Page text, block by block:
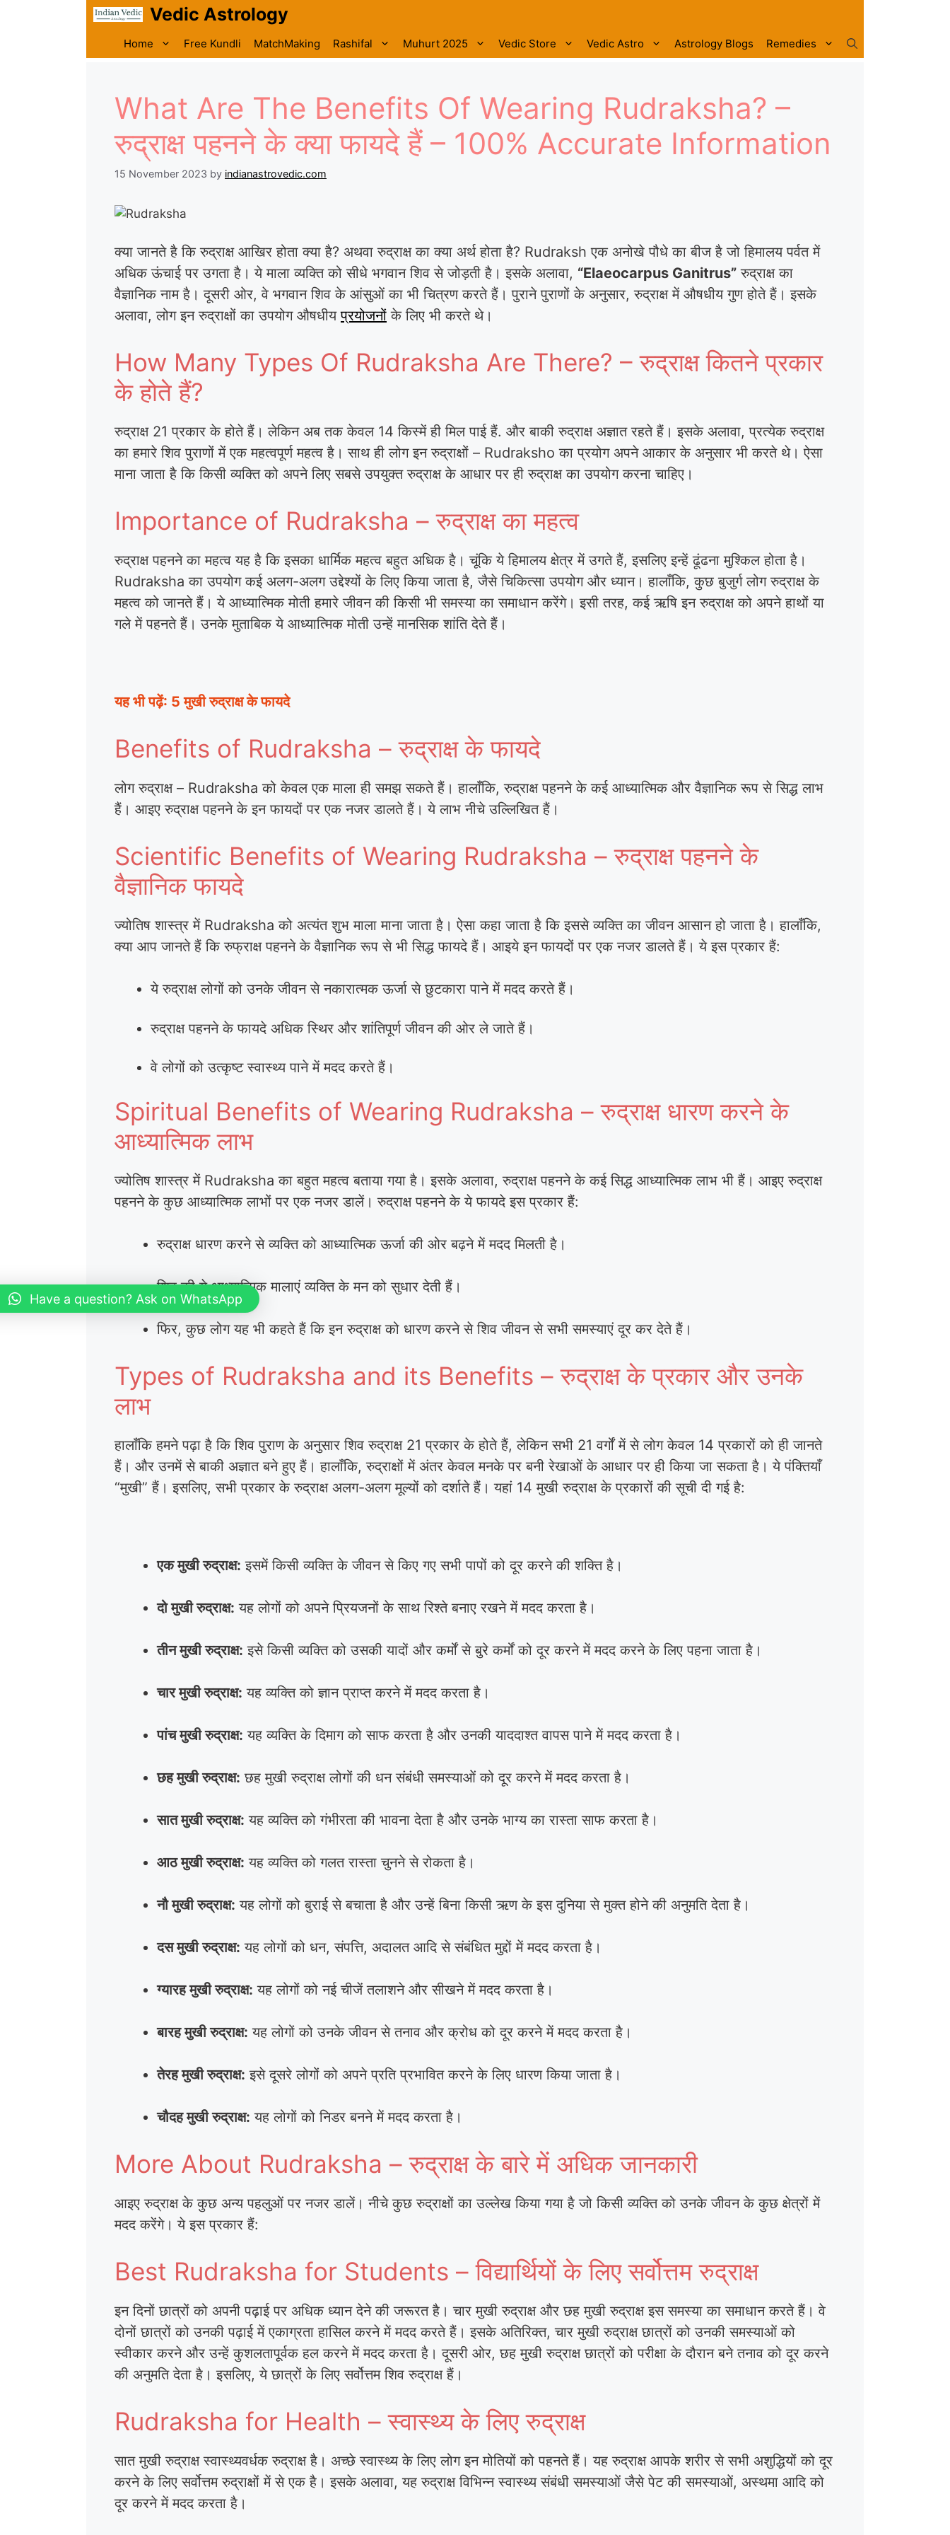
Vedic Astrology
Home Free Kundli MatchMaking Rashifal Muhurt 2025 Vedic Store Vedic Astro Astrology Blogs Remedies
What Are The Benefits Of Wearing Rudraksha? –
रुद्राक्ष पहनने के क्या फायदे हैं – 100% Accurate Information
15 November 2023 by indianastrovedic.com
क्या जानते है कि रुद्राक्ष आखिर होता क्या है? अथवा रुद्राक्ष का क्या अर्थ होता है? Rudraksh एक अनोखे पौधे का बीज है जो हिमालय पर्वत में
अधिक ऊंचाई पर उगता है। ये माला व्यक्ति को सीधे भगवान शिव से जोड़ती है। इसके अलावा, “Elaeocarpus Ganitrus” रुद्राक्ष का
वैज्ञानिक नाम है। दूसरी ओर, वे भगवान शिव के आंसुओं का भी चित्रण करते हैं। पुराने पुराणों के अनुसार, रुद्राक्ष में औषधीय गुण होते हैं। इसके
अलावा, लोग इन रुद्राक्षों का उपयोग औषधीयप्रयोजनों के लिए भी करते थे।
How Many Types Of Rudraksha Are There? – रुद्राक्ष कितने प्रकार
के होते हैं?
रुद्राक्ष 21 प्रकार के होते हैं। लेकिन अब तक केवल 14 किस्में ही मिल पाई हैं. और बाकी रुद्राक्ष अज्ञात रहते हैं। इसके अलावा, प्रत्येक रुद्राक्ष
का हमारे शिव पुराणों में एक महत्वपूर्ण महत्व है। साथ ही लोग इन रुद्राक्षों – Rudraksho का प्रयोग अपने आकार के अनुसार भी करते थे। ऐसा
माना जाता है कि किसी व्यक्ति को अपने लिए सबसे उपयुक्त रुद्राक्ष के आधार पर ही रुद्राक्ष का उपयोग करना चाहिए।
Importance of Rudraksha – रुद्राक्ष का महत्व
रुद्राक्ष पहनने का महत्व यह है कि इसका धार्मिक महत्व बहुत अधिक है। चूंकि ये हिमालय क्षेत्र में उगते हैं, इसलिए इन्हें ढूंढना मुश्किल होता है।
Rudraksha का उपयोग कई अलग-अलग उद्देश्यों के लिए किया जाता है, जैसे चिकित्सा उपयोग और ध्यान। हालाँकि, कुछ बुजुर्ग लोग रुद्राक्ष के
महत्व को जानते हैं। ये आध्यात्मिक मोती हमारे जीवन की किसी भी समस्या का समाधान करेंगे। इसी तरह, कई ऋषि इन रुद्राक्ष को अपने हाथों या
गले में पहनते हैं। उनके मुताबिक ये आध्यात्मिक मोती उन्हें मानसिक शांति देते हैं।
यह भी पढ़ें: 5 मुखी रुद्राक्ष के फायदे
Benefits of Rudraksha – रुद्राक्ष के फायदे
लोग रुद्राक्ष – Rudraksha को केवल एक माला ही समझ सकते हैं। हालाँकि, रुद्राक्ष पहनने के कई आध्यात्मिक और वैज्ञानिक रूप से सिद्ध लाभ
हैं। आइए रुद्राक्ष पहनने के इन फायदों पर एक नजर डालते हैं। ये लाभ नीचे उल्लिखित हैं।
Scientific Benefits of Wearing Rudraksha – रुद्राक्ष पहनने के
वैज्ञानिक फायदे
ज्योतिष शास्त्र में Rudraksha को अत्यंत शुभ माला माना जाता है। ऐसा कहा जाता है कि इससे व्यक्ति का जीवन आसान हो जाता है। हालाँकि,
क्या आप जानते हैं कि रुफ्राक्ष पहनने के वैज्ञानिक रूप से भी सिद्ध फायदे हैं। आइये इन फायदों पर एक नजर डालते हैं। ये इस प्रकार हैं:
ये रुद्राक्ष लोगों को उनके जीवन से नकारात्मक ऊर्जा से छुटकारा पाने में मदद करते हैं।
रुद्राक्ष पहनने के फायदे अधिक स्थिर और शांतिपूर्ण जीवन की ओर ले जाते हैं।
वे लोगों को उत्कृष्ट स्वास्थ्य पाने में मदद करते हैं।
Spiritual Benefits of Wearing Rudraksha – रुद्राक्ष धारण करने के
आध्यात्मिक लाभ
ज्योतिष शास्त्र में Rudraksha का बहुत महत्व बताया गया है। इसके अलावा, रुद्राक्ष पहनने के कई सिद्ध आध्यात्मिक लाभ भी हैं। आइए रुद्राक्ष
पहनने के कुछ आध्यात्मिक लाभों पर एक नजर डालें। रुद्राक्ष पहनने के ये फायदे इस प्रकार हैं:
रुद्राक्ष धारण करने से व्यक्ति को आध्यात्मिक ऊर्जा की ओर बढ़ने में मदद मिलती है।
शिव की ये आध्यात्मिक मालाएं व्यक्ति के मन को सुधार देती हैं।
फिर, कुछ लोग यह भी कहते हैं कि इन रुद्राक्ष को धारण करने से शिव जीवन से सभी समस्याएं दूर कर देते हैं।
Types of Rudraksha and its Benefits – रुद्राक्ष के प्रकार और उनके
लाभ
हालाँकि हमने पढ़ा है कि शिव पुराण के अनुसार शिव रुद्राक्ष 21 प्रकार के होते हैं, लेकिन सभी 21 वर्गों में से लोग केवल 14 प्रकारों को ही जानते
हैं। और उनमें से बाकी अज्ञात बने हुए हैं। हालाँकि, रुद्राक्षों में अंतर केवल मनके पर बनी रेखाओं के आधार पर ही किया जा सकता है। ये पंक्तियाँ
“मुखी” हैं। इसलिए, सभी प्रकार के रुद्राक्ष अलग-अलग मूल्यों को दर्शाते हैं। यहां 14 मुखी रुद्राक्ष के प्रकारों की सूची दी गई है:
एक मुखी रुद्राक्ष: इसमें किसी व्यक्ति के जीवन से किए गए सभी पापों को दूर करने की शक्ति है।
दो मुखी रुद्राक्ष: यह लोगों को अपने प्रियजनों के साथ रिश्ते बनाए रखने में मदद करता है।
तीन मुखी रुद्राक्ष: इसे किसी व्यक्ति को उसकी यादों और कर्मों से बुरे कर्मों को दूर करने में मदद करने के लिए पहना जाता है।
चार मुखी रुद्राक्ष: यह व्यक्ति को ज्ञान प्राप्त करने में मदद करता है।
पांच मुखी रुद्राक्ष: यह व्यक्ति के दिमाग को साफ करता है और उनकी याददाश्त वापस पाने में मदद करता है।
छह मुखी रुद्राक्ष: छह मुखी रुद्राक्ष लोगों की धन संबंधी समस्याओं को दूर करने में मदद करता है।
सात मुखी रुद्राक्ष: यह व्यक्ति को गंभीरता की भावना देता है और उनके भाग्य का रास्ता साफ करता है।
आठ मुखी रुद्राक्ष: यह व्यक्ति को गलत रास्ता चुनने से रोकता है।
नौ मुखी रुद्राक्ष: यह लोगों को बुराई से बचाता है और उन्हें बिना किसी ऋण के इस दुनिया से मुक्त होने की अनुमति देता है।
दस मुखी रुद्राक्ष: यह लोगों को धन, संपत्ति, अदालत आदि से संबंधित मुद्दों में मदद करता है।
ग्यारह मुखी रुद्राक्ष: यह लोगों को नई चीजें तलाशने और सीखने में मदद करता है।
बारह मुखी रुद्राक्ष: यह लोगों को उनके जीवन से तनाव और क्रोध को दूर करने में मदद करता है।
तेरह मुखी रुद्राक्ष: इसे दूसरे लोगों को अपने प्रति प्रभावित करने के लिए धारण किया जाता है।
चौदह मुखी रुद्राक्ष: यह लोगों को निडर बनने में मदद करता है।
More About Rudraksha – रुद्राक्ष के बारे में अधिक जानकारी
आइए रुद्राक्ष के कुछ अन्य पहलुओं पर नजर डालें। नीचे कुछ रुद्राक्षों का उल्लेख किया गया है जो किसी व्यक्ति को उनके जीवन के कुछ क्षेत्रों में
मदद करेंगे। ये इस प्रकार हैं:
Best Rudraksha for Students – विद्यार्थियों के लिए सर्वोत्तम रुद्राक्ष
इन दिनों छात्रों को अपनी पढ़ाई पर अधिक ध्यान देने की जरूरत है। चार मुखी रुद्राक्ष और छह मुखी रुद्राक्ष इस समस्या का समाधान करते हैं। वे
दोनों छात्रों को उनकी पढ़ाई में एकाग्रता हासिल करने में मदद करते हैं। इसके अतिरिक्त, चार मुखी रुद्राक्ष छात्रों को उनकी समस्याओं को
स्वीकार करने और उन्हें कुशलतापूर्वक हल करने में मदद करता है। दूसरी ओर, छह मुखी रुद्राक्ष छात्रों को परीक्षा के दौरान बने तनाव को दूर करने
की अनुमति देता है। इसलिए, ये छात्रों के लिए सर्वोत्तम शिव रुद्राक्ष हैं।
Rudraksha for Health – स्वास्थ्य के लिए रुद्राक्ष
सात मुखी रुद्राक्ष स्वास्थ्यवर्धक रुद्राक्ष है। अच्छे स्वास्थ्य के लिए लोग इन मोतियों को पहनते हैं। यह रुद्राक्ष आपके शरीर से सभी अशुद्धियों को दूर
करने के लिए सर्वोत्तम रुद्राक्षों में से एक है। इसके अलावा, यह रुद्राक्ष विभिन्न स्वास्थ्य संबंधी समस्याओं जैसे पेट की समस्याओं, अस्थमा आदि को
दूर करने में मदद करता है।
Have a question? Ask on WhatsApp